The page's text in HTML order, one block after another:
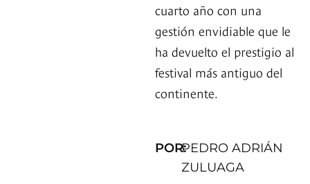
cuarto año con una
gestión envidiable que le
ha devuelto el prestigio al
festival más antiguo del
continente.
POR:PEDRO ADRIÁN
ZULUAGA